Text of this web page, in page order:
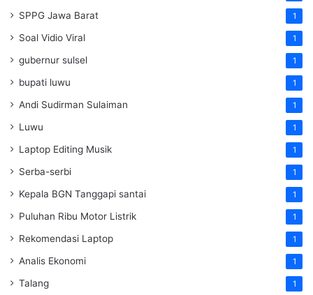
SPPG Jawa Barat 1
Soal Vidio Viral 1
gubernur sulsel 1
bupati luwu 1
Andi Sudirman Sulaiman 1
Luwu 1
Laptop Editing Musik 1
Serba-serbi 1
Kepala BGN Tanggapi santai 1
Puluhan Ribu Motor Listrik 1
Rekomendasi Laptop 1
Analis Ekonomi 1
Talang 1